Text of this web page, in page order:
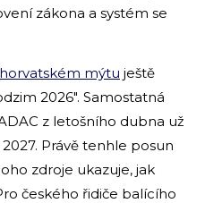
zákona a systém se
mýtu ještě
2026″. Samostatná
z letošního dubna už
Právě tenhle posun
zdroje ukazuje, jak
českého řidiče balícího